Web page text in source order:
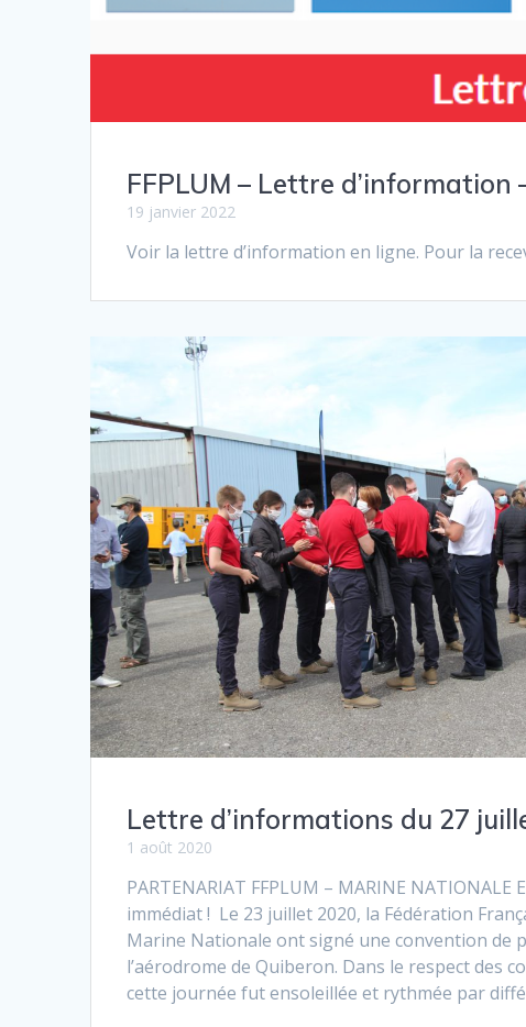
FFPLUM – Lettre d’information
19 janvier 2022
Voir la lettre d’information en ligne. Pour la
Lettre d’informations du 27
1 août 2020
PARTENARIAT FFPLUM – MARINE NATIONALE
immédiat ! Le 23 juillet 2020, la Fédération
Marine Nationale ont signé une convention de
l’aérodrome de Quiberon. Dans le respect des
cette journée fut ensoleillée et rythmée par